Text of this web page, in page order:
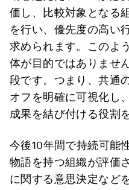
価し、比較対象となる
を行い、優先度の高い
求められます。このよ
体が目的ではありませ
段です。つまり、共通
オフを明確に可視化し
成果を結び付ける役割
今後10年間で持続可能
物語を持つ組織が評価
に関する意思決定など